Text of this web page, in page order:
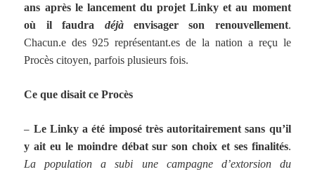
ans après le lancement du projet Linky et au moment
où il faudra déjà envisager son renouvellement.
Chacun.e des 925 représentant.es de la nation a reçu le
Procès citoyen, parfois plusieurs fois.
Ce que disait ce Procès
– Le Linky a été imposé très autoritairement sans qu’il
y ait eu le moindre débat sur son choix et ses finalités.
La population a subi une campagne d’extorsion du